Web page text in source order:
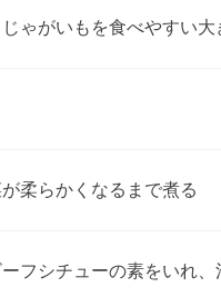
ゃがいもを食べやすい大
柔らかくなるまで煮る
フシチューの素をいれ、